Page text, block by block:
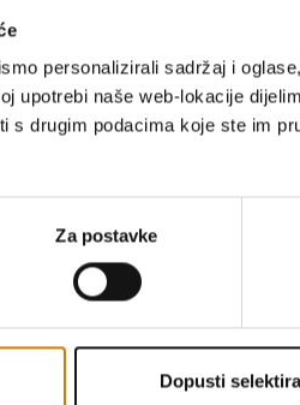
personalizirali sadržaj i
upotrebi naše web-lokacije
s drugim podacima koje ste im
Za postavke
Dopusti
TREBATE MALO NADAHNUĆA
su
vrhunske